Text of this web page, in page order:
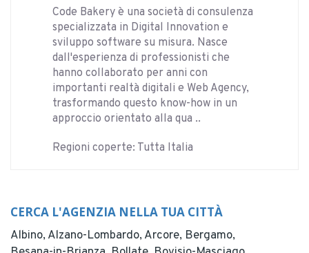
Code Bakery è una società di consulenza
specializzata in Digital Innovation e
sviluppo software su misura. Nasce
dall'esperienza di professionisti che
hanno collaborato per anni con
importanti realtà digitali e Web Agency,
trasformando questo know-how in un
approccio orientato alla qua ..
Regioni coperte: Tutta Italia
CERCA L'AGENZIA NELLA TUA CITTÀ
Albino, Alzano-Lombardo, Arcore, Bergamo,